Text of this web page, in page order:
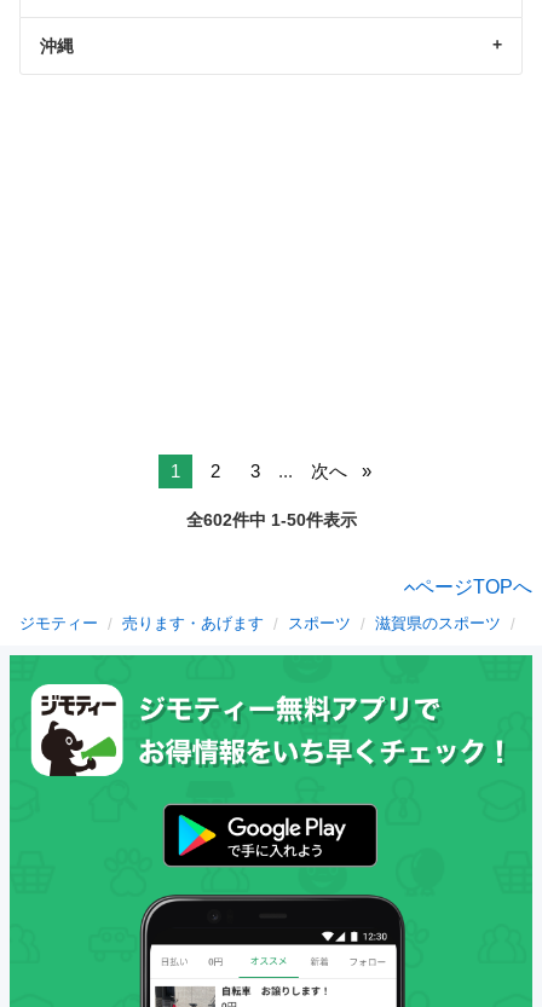
沖縄
1 2 3 ... 次へ
全602件中 1-50件表示
ページTOPへ
ジモティー 売ります・あげます スポーツ 滋賀県のスポーツ